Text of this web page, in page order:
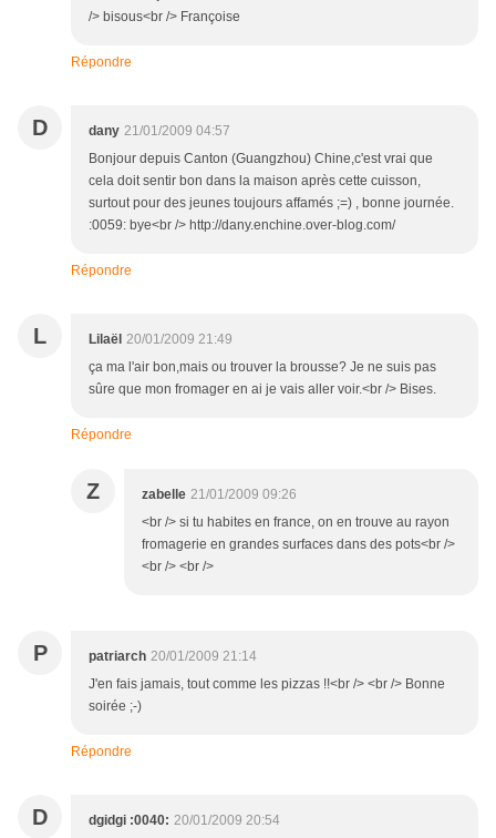
/> bisous<br /> Françoise
Répondre
D dany 21/01/2009 04:57
Bonjour depuis Canton (Guangzhou) Chine,c'est vrai que
cela doit sentir bon dans la maison après cette cuisson,
surtout pour des jeunes toujours affamés ;=) , bonne journée.
:0059: bye<br /> http://dany.enchine.over-blog.com/
Répondre
L Lilaël 20/01/2009 21:49
ça ma l'air bon,mais ou trouver la brousse? Je ne suis pas
sûre que mon fromager en ai je vais aller voir.<br /> Bises.
Répondre
Z zabelle 21/01/2009 09:26
<br /> si tu habites en france, on en trouve au rayon
fromagerie en grandes surfaces dans des pots<br />
<br /> <br />
P patriarch 20/01/2009 21:14
J'en fais jamais, tout comme les pizzas !!<br /> <br /> Bonne
soirée ;-)
Répondre
D dgidgi :0040: 20/01/2009 20:54